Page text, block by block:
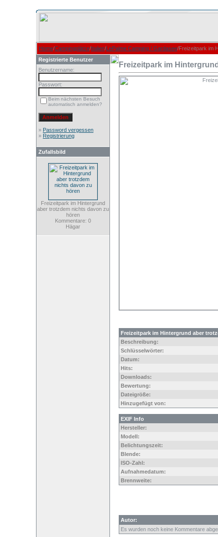
Home/Campingplätze/Italien/LePalme Camping / Gardasee/Freizeitpark im
Registrierte Benutzer
Benutzername:
Passwort:
Beim nächsten Besuch
automatisch anmelden?
» Password vergessen
» Registrierung
Zufallsbild
Freizeitpark im Hintergrund
aber trotzdem nichts davon zu
hören
Kommentare: 0
Hägar
Freizeitpark im
Freizeitpark im Hintergrund aber
Beschreibung:
Schlüsselwörter:
Datum:
Hits:
Downloads:
Bewertung:
Dateigröße:
Hinzugefügt von:
EXIF Info
Hersteller:
Modell:
Belichtungszeit:
Blende:
ISO-Zahl:
Aufnahmedatum:
Brennweite:
Autor:
Es wurden noch keine Kommentare